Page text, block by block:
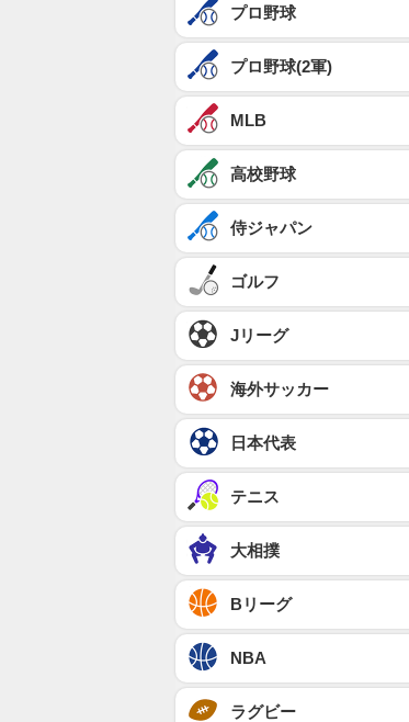
プロ野球
プロ野球(2軍)
MLB
高校野球
侍ジャパン
ゴルフ
Jリーグ
海外サッカー
日本代表
テニス
大相撲
Bリーグ
NBA
ラグビー